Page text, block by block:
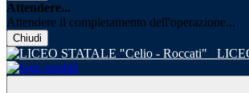
Attendere...
Attendere il completamento dell'operazione...
Chiudi